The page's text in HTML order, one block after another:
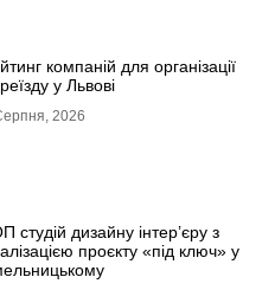
компаній для організації
у Львові
2026
студій дизайну інтер’єру з
проєкту «під ключ» у